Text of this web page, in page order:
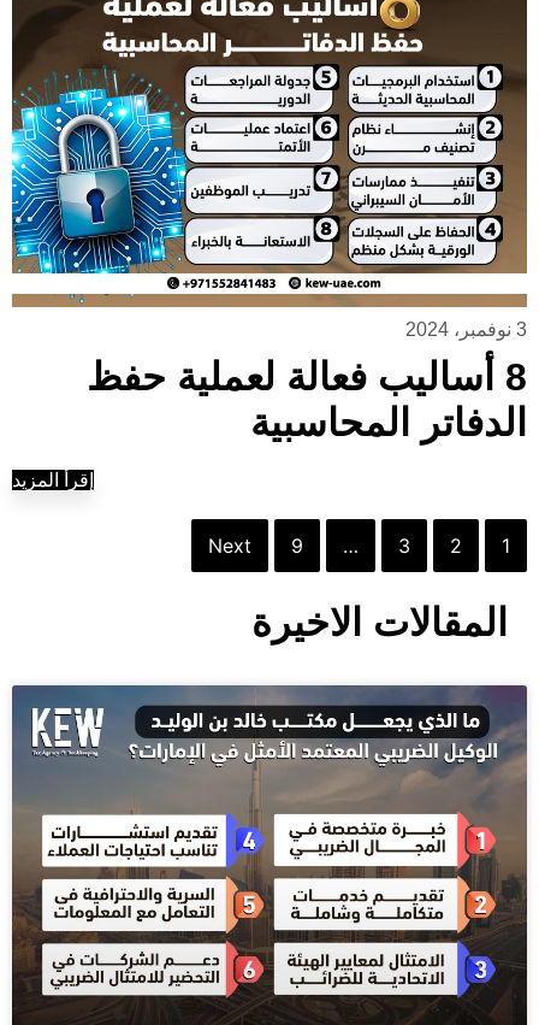
3 نوفمبر، 2024
8 أساليب فعالة لعملية حفظ
الدفاتر المحاسبية
إقرأ المزيد
1
2
3
…
9
Next
المقالات الاخيرة